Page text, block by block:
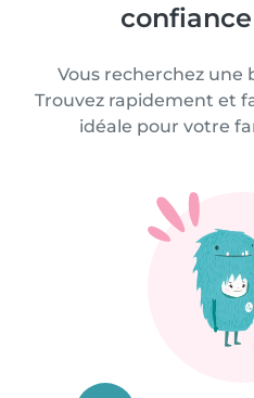
Vous recherchez une
Trouvez rapidement et
idéale pour votre